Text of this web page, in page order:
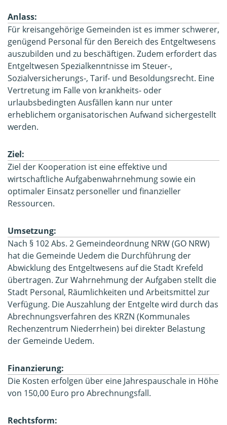
Anlass:
Für kreisangehörige Gemeinden ist es immer schwerer,
genügend Personal für den Bereich des Entgeltwesens
auszubilden und zu beschäftigen. Zudem erfordert das
Entgeltwesen Spezialkenntnisse im Steuer-,
Sozialversicherungs-, Tarif- und Besoldungsrecht. Eine
Vertretung im Falle von krankheits- oder
urlaubsbedingten Ausfällen kann nur unter
erheblichem organisatorischen Aufwand sichergestellt
werden.
Ziel:
Ziel der Kooperation ist eine effektive und
wirtschaftliche Aufgabenwahrnehmung sowie ein
optimaler Einsatz personeller und finanzieller
Ressourcen.
Umsetzung:
Nach § 102 Abs. 2 Gemeindeordnung NRW (GO NRW)
hat die Gemeinde Uedem die Durchführung der
Abwicklung des Entgeltwesens auf die Stadt Krefeld
übertragen. Zur Wahrnehmung der Aufgaben stellt die
Stadt Personal, Räumlichkeiten und Arbeitsmittel zur
Verfügung. Die Auszahlung der Entgelte wird durch das
Abrechnungsverfahren des KRZN (Kommunales
Rechenzentrum Niederrhein) bei direkter Belastung
der Gemeinde Uedem.
Finanzierung:
Die Kosten erfolgen über eine Jahrespauschale in Höhe
von 150,00 Euro pro Abrechnungsfall.
Rechtsform: